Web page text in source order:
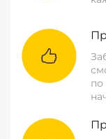
по